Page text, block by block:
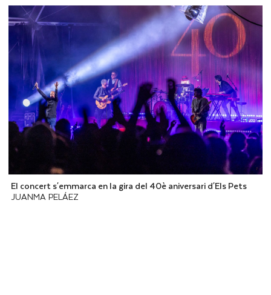
El concert s'emmarca en la gira del 40è aniversari d'Els Pets
JUANMA PELÁEZ